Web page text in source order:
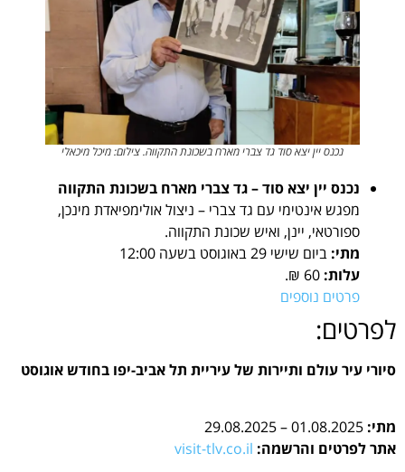
נכנס יין יצא סוד גד צברי מארח בשכונת התקווה. צילום: מיכל מיכאלי
נכנס יין יצא סוד – גד צברי מארח בשכונת התקווה
מפגש אינטימי עם גד צברי – ניצול אולימפיאדת מינכן,
ספורטאי, יינן, ואיש שכונת התקווה.
מתי: ביום שישי 29 באוגוסט בשעה 12:00
עלות:
פרטים נוספים
לפרטים:
סיורי עיר עולם ותיירות של עיריית תל אביב-יפו בחודש אוגוסט
מתי:
אתר לפרטים והרשמה: visit-tlv.co.il